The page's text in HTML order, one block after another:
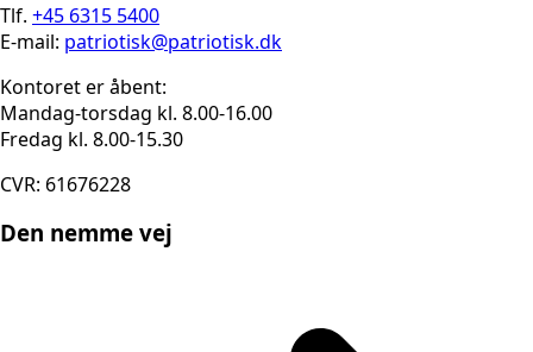
Tlf. +45 6315 5400
E-mail: patriotisk@patriotisk.dk
Kontoret er åbent:
Mandag-torsdag kl. 8.00-16.00
Fredag kl. 8.00-15.30
CVR: 61676228
Den nemme vej